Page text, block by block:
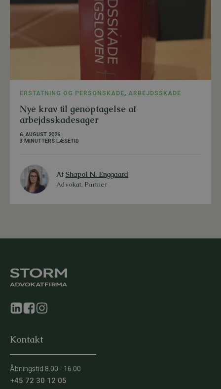
ERSTATNING OG PERSONSKADE, ARBEJDSSKADE
Nye krav til genoptagelse af
arbejdsskadesager
6. AUGUST 2026
3 MINUTTERS LÆSETID
AfShapol N. Enggaard
Advokat, Partner
Kontakt
Åbningstid 8.00 - 16.00
+45 72 30 12 05